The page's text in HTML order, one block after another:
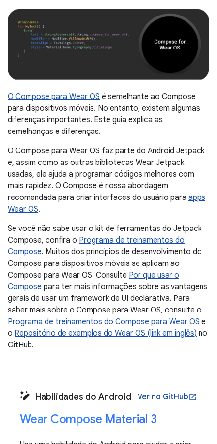
O Compose para Wear OS é semelhante ao Compose
para dispositivos móveis. No entanto, existem algumas
diferenças importantes. Este guia explica as
semelhanças e diferenças.
O Compose para Wear OS faz parte do Android Jetpack
e, assim como as outras bibliotecas Wear Jetpack
usadas, ele ajuda a programar códigos melhores com
mais rapidez. O Compose é nossa abordagem
recomendada para criar interfaces do usuário para apps
Wear OS.
Se você não sabe usar o kit de ferramentas do Jetpack
Compose, confira o Programa de treinamentos do
Compose. Muitos dos princípios de desenvolvimento do
Compose para dispositivos móveis se aplicam ao
Compose para Wear OS. Consulte Por que usar o
Compose para ter mais informações sobre as vantagens
gerais de usar um framework de UI declarativa. Para
saber mais sobre o Compose para Wear OS, consulte o
Programa de treinamentos do Compose para Wear OS e
o Repositório de exemplos do Wear OS (link em inglês) no
GitHub.
Habilidades do Android Ver no GitHubopen_in_new
Wear Compose Material 3